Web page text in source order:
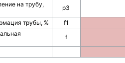
на трубу,
p3
трубы, %
f1
f